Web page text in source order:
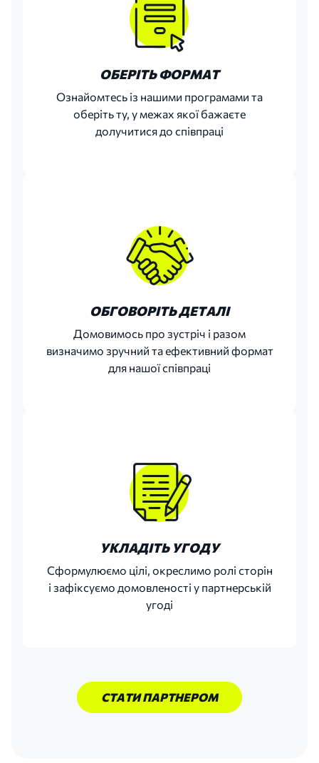
ОБЕРІТЬ ФОРМАТ
Ознайомтесь із нашими програмами та
оберіть ту, у межах якої бажаєте
долучитися до співпраці
ОБГОВОРІТЬ ДЕТАЛІ
Домовимось про зустріч і разом
визначимо зручний та ефективний формат
для нашої співпраці
УКЛАДІТЬ УГОДУ
Сформулюємо цілі, окреслимо ролі сторін
і зафіксуємо домовленості у партнерській
угоді
СТАТИ ПАРТНЕРОМ